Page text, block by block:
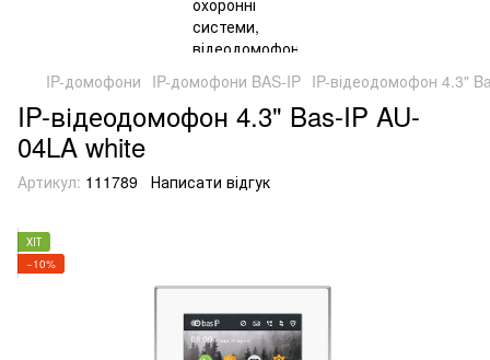
IP-домофони IP-домофони BAS-IP IP-відеодомофон 4.3"
IP-відеодомофон 4.3" Bas-IP AU-
04LA white
Артикул: 111789 Написати відгук
ХІТ
−10%